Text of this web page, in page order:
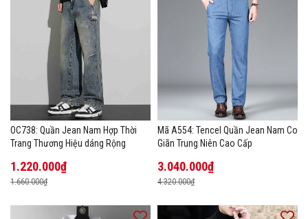
OC738: Quần Jean Nam Hợp Thời
Trang Thương Hiệu dáng Rộng
1.220.000₫
1.660.000₫
Mã A554: Tencel Quần Jean Nam Co
Giãn Trung Niên Cao Cấp
3.040.000₫
4.320.000₫